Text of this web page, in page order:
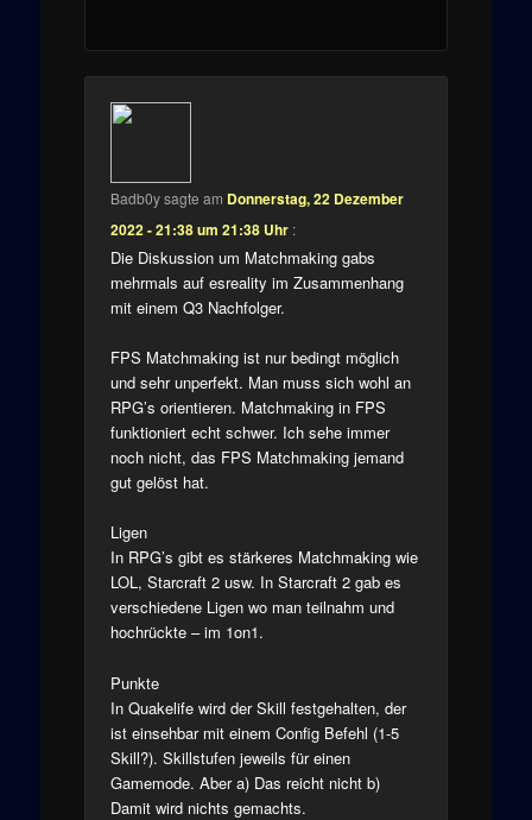
Badb0ysagte am Donnerstag, 22 Dezember
2022 - 21:38 um 21:38 Uhr :
Die Diskussion um Matchmaking gabs
mehrmals auf esreality im Zusammenhang
mit einem Q3 Nachfolger.
FPS Matchmaking ist nur bedingt möglich
und sehr unperfekt. Man muss sich wohl an
RPG’s orientieren. Matchmaking in FPS
funktioniert echt schwer. Ich sehe immer
noch nicht, das FPS Matchmaking jemand
gut gelöst hat.
Ligen
In RPG’s gibt es stärkeres Matchmaking wie
LOL, Starcraft 2 usw. In Starcraft 2 gab es
verschiedene Ligen wo man teilnahm und
hochrückte – im 1on1.
Punkte
In Quakelife wird der Skill festgehalten, der
ist einsehbar mit einem Config Befehl (1-5
Skill?). Skillstufen jeweils für einen
Gamemode. Aber a) Das reicht nicht b)
Damit wird nichts gemachts.